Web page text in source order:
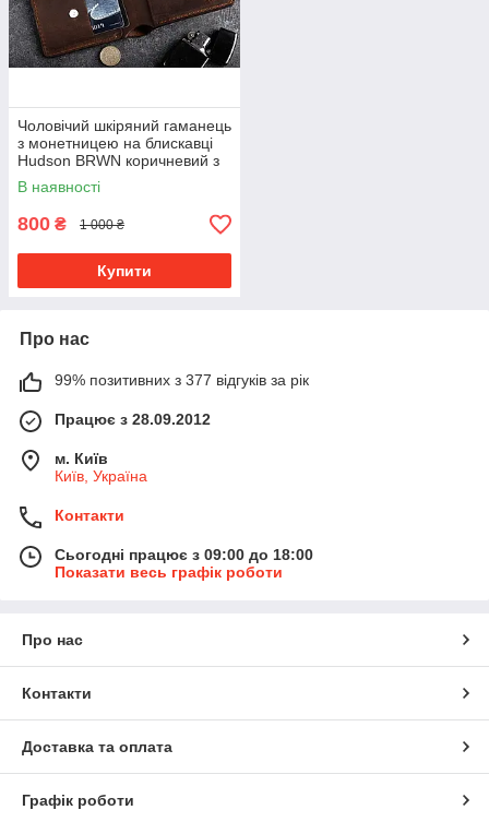
Чоловічий шкіряний гаманець
з монетницею на блискавці
Hudson BRWN коричневий з
відділенням для карт
В наявності
800 ₴ 1 000 ₴
Купити
Про нас
99% позитивних з 377 відгуків за рік
Працює з 28.09.2012
м. Київ
Київ, Україна
Контакти
Сьогодні працює з 09:00 до 18:00
Показати весь графік роботи
Про нас
Контакти
Доставка та оплата
Графік роботи